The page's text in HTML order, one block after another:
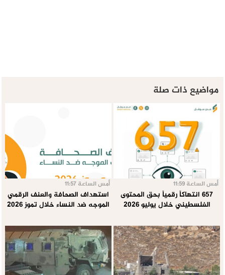
مواضيع ذات صلة
أمس الساعة 11:59
657 انتهاكاً رقمياً بحق المحتوى
الفلسطيني خلال يوليو 2026
أمس الساعة 11:57
استهداف الصحافة والعنف الرقمي
الموجه ضد النساء خلال تموز 2026